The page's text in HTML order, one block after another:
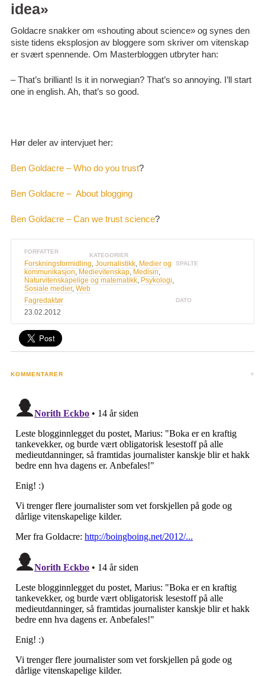
idea»
Goldacre snakker om «shouting about science» og synes den
siste tidens eksplosjon av bloggere som skriver om vitenskap
er svært spennende. Om Masterbloggen utbryter han:
– That’s brilliant! Is it in norwegian? That’s so annoying. I’ll start
one in english. Ah, that’s so good.
Hør deler av intervjuet her:
Ben Goldacre – Who do you trust?
Ben Goldacre – About blogging
Ben Goldacre – Can we trust science?
FORFATTER
KATEGORIER
Forskningsformidling,Journalistikk, Medier og
kommunikasjon, Medievitenskap, Medisin,
Naturvitenskapelige og matematikk, Psykologi,
Sosiale medier,Web
SPALTE
Fagredaktør DATO
23.02.2012
KOMMENTARER